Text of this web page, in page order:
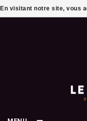
En visitant notre site, vous